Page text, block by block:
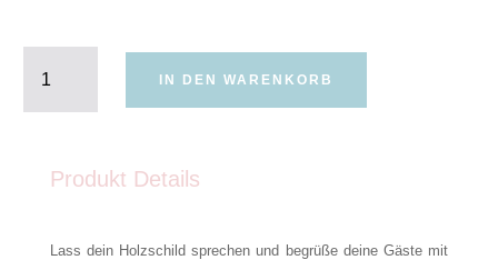
rund
Heiraten
IN DEN WARENKORB
Produkt Details
Lass dein Holzschild sprechen und begrüße deine Gäste mit